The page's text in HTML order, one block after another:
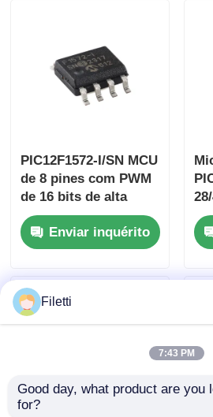
PIC12F1572-I/SN MCU
de 8 pines com PWM
de 16 bits de alta
precisão
Enviar inquérito
A/
Filetti
7:43 PM
Good day, what product are you
for?